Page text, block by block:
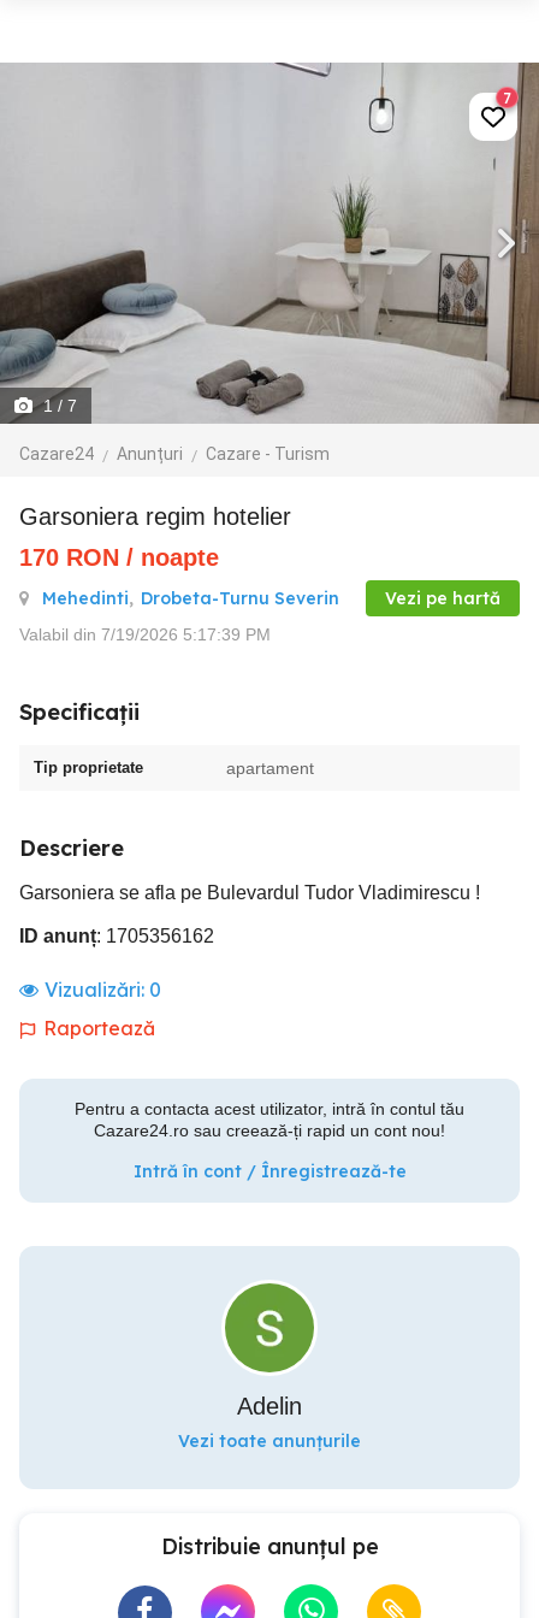
1/ 7
Cazare24 Anunțuri Cazare - Turism
7
Garsoniera regim hotelier
170 RON / noapte
Mehedinti, Drobeta-Turnu Severin Vezi pe hartă
Valabil din 7/19/2026 5:17:39 PM
Specificații
Tip proprietate apartament
Descriere
Garsoniera se afla pe Bulevardul Tudor Vladimirescu !
ID anunț: 1705356162
Vizualizări: 0
Raportează
Pentru a contacta acest utilizator, intră în contul tău
Cazare24.ro sau creează-ți rapid un cont nou!
Intră în cont / Înregistrează-te
Adelin
Vezi toate anunțurile
Distribuie anunțul pe